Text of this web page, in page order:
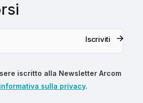
Iscriviti
iscritto alla Newsletter Arcom
informativa sulla privacy.